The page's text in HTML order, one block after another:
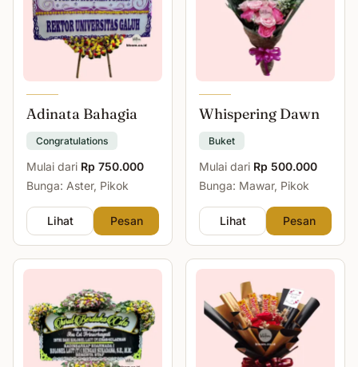
Adinata Bahagia
Congratulations
Mulai dari Rp 750.000
Bunga: Aster, Pikok
Lihat Pesan
Whispering Dawn
Buket
Mulai dari Rp 500.000
Bunga: Mawar, Pikok
Lihat Pesan